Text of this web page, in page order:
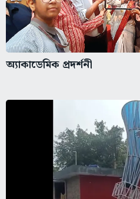
অ্যাকাডেমিক প্রদর্শনী